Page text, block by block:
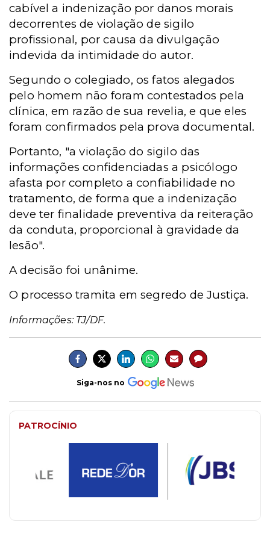
cabível a indenização por danos morais
decorrentes de violação de sigilo
profissional, por causa da divulgação
indevida da intimidade do autor.
Segundo o colegiado, os fatos alegados
pelo homem não foram contestados pela
clínica, em razão de sua revelia, e que eles
foram confirmados pela prova documental.
Portanto, "a violação do sigilo das
informações confidenciadas a psicólogo
afasta por completo a confiabilidade no
tratamento, de forma que a indenização
deve ter finalidade preventiva da reiteração
da conduta, proporcional à gravidade da
lesão".
A decisão foi unânime.
O processo tramita em segredo de Justiça.
Informações: TJ/DF.
Siga-nos no
PATROCÍNIO